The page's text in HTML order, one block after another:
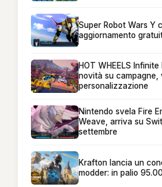
Super Robot Wars Y
aggiornamento
HOT WHEELS
novità su campagne,
personalizzazione
Nintendo svela Fire
Weave, arriva su
settembre
Krafton lancia un
modder: in palio